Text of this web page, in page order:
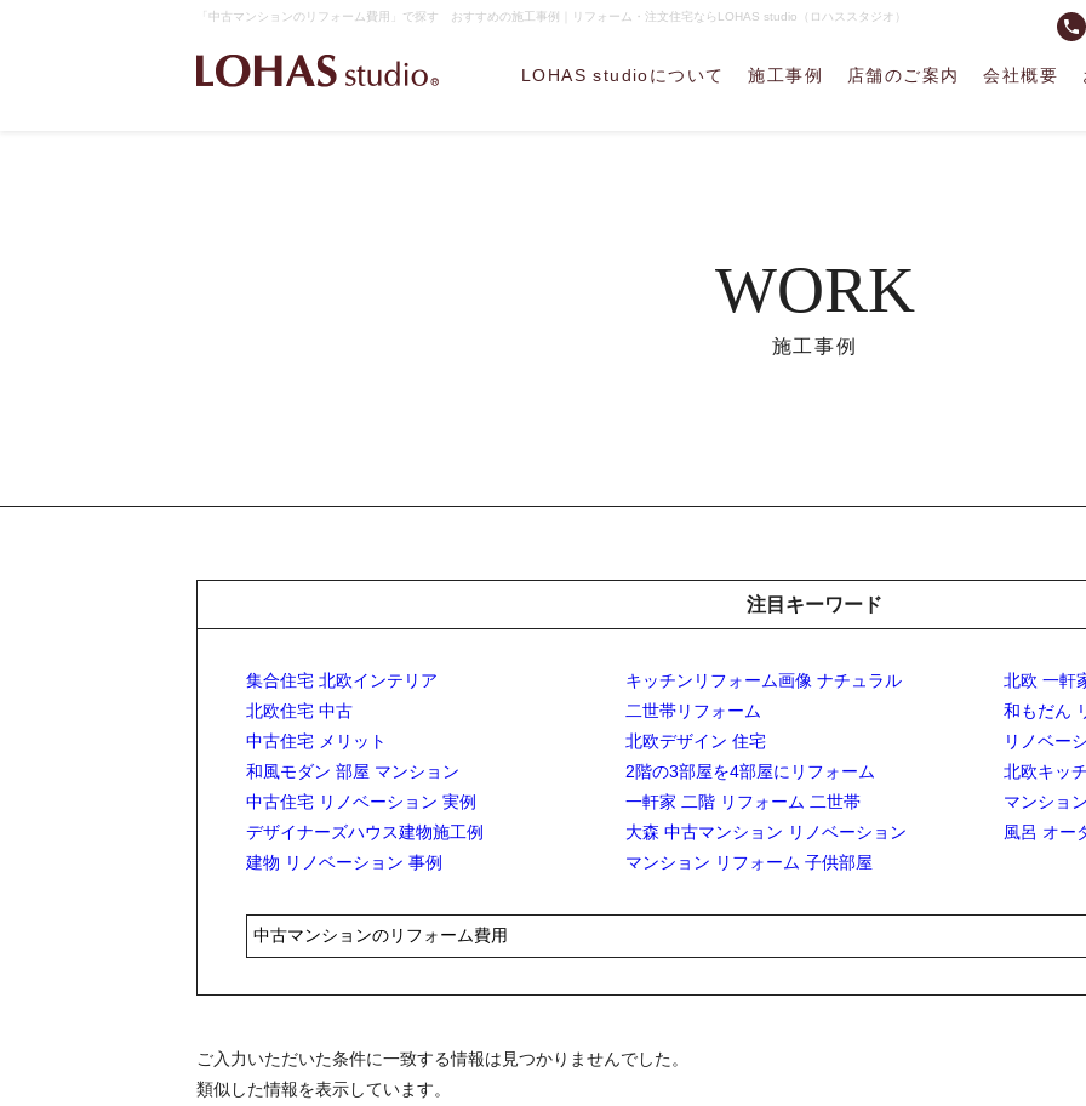
「中古マンションのリフォーム費用」で探す おすすめの施工事例｜リフォーム・注文住宅ならLOHAS studio（ロハススタジオ）
phone
LOHAS studioについて 施工事例 店舗のご案内 会社概要
WORK
施工事例
注目キーワード
集合住宅 北欧インテリア キッチンリフォーム画像 ナチュラル
北欧 一軒
北欧住宅 中古
二世帯リフォーム
和もだん
中古住宅 メリット
北欧デザイン 住宅
リノベー
和風モダン 部屋 マンション
2階の3部屋を4部屋にリフォーム
北欧キッ
中古住宅 リノベーション 実例
一軒家 二階 リフォーム 二世帯
マンショ
デザイナーズハウス建物施工例
大森 中古マンション リノベーション
風呂 オー
建物 リノベーション 事例
マンション リフォーム 子供部屋
ご入力いただいた条件に一致する情報は見つかりませんでした。
類似した情報を表示しています。